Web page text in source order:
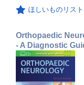
ほしいものリス
Orthopaedic
- A Diagnostic